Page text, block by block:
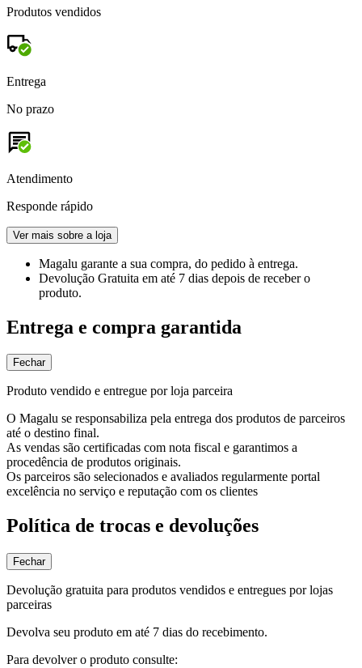
Produtos vendidos
Entrega
No prazo
Atendimento
Responde rápido
Ver mais sobre a loja
Magalu garante a sua compra, do pedido à entrega.
Devolução Gratuita em até 7 dias depois de receber o
produto.
Entrega e compra garantida
Fechar
Produto vendido e entregue por loja parceira
O Magalu se responsabiliza pela entrega dos produtos de parceiros
até o destino final.
As vendas são certificadas com nota fiscal e garantimos a
procedência de produtos originais.
Os parceiros são selecionados e avaliados regularmente portal
excelência no serviço e reputação com os clientes
Política de trocas e devoluções
Fechar
Devolução gratuita para produtos vendidos e entregues por lojas
parceiras
Devolva seu produto em até 7 dias do recebimento.
Para devolver o produto consulte: